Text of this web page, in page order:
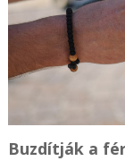
Buzdítják a